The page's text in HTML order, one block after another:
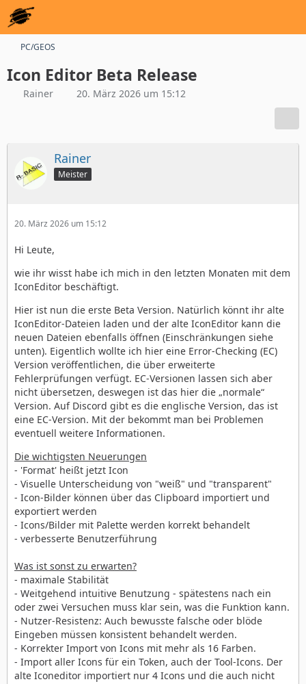
PC/GEOS
Icon Editor Beta Release
Rainer 20. März 2026 um 15:12
Rainer
Meister
20. März 2026 um 15:12
Hi Leute,
wie ihr wisst habe ich mich in den letzten Monaten mit dem
IconEditor beschäftigt.
Hier ist nun die erste Beta Version. Natürlich könnt ihr alte
IconEditor-Dateien laden und der alte IconEditor kann die
neuen Dateien ebenfalls öffnen (Einschränkungen siehe
unten). Eigentlich wollte ich hier eine Error-Checking (EC)
Version veröffentlichen, die über erweiterte
Fehlerprüfungen verfügt. EC-Versionen lassen sich aber
nicht übersetzen, deswegen ist das hier die „normale“
Version. Auf Discord gibt es die englische Version, das ist
eine EC-Version. Mit der bekommt man bei Problemen
eventuell weitere Informationen.
Die wichtigsten Neuerungen
- 'Format' heißt jetzt Icon
- Visuelle Unterscheidung von "weiß" und "transparent"
- Icon-Bilder können über das Clipboard importiert und
exportiert werden
- Icons/Bilder mit Palette werden korrekt behandelt
- verbesserte Benutzerführung
Was ist sonst zu erwarten?
- maximale Stabilität
- Weitgehend intuitive Benutzung - spätestens nach ein
oder zwei Versuchen muss klar sein, was die Funktion kann.
- Nutzer-Resistenz: Auch bewusste falsche oder blöde
Eingeben müssen konsistent behandelt werden.
- Korrekter Import von Icons mit mehr als 16 Farben.
- Import aller Icons für ein Token, auch der Tool-Icons. Der
alte Iconeditor importiert nur 4 Icons und die auch nicht